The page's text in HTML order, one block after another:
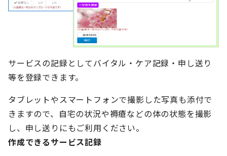
サービスの記録としてバイタル・ケア記録・申し送り
等を登録できます。
タブレットやスマートフォンで撮影した写真も添付で
きますので、自宅の状況や褥瘡などの体の状態を撮影
し、申し送りにもご利用ください。
作成できるサービス記録